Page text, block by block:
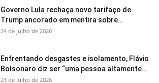
Governo Lula rechaça novo tarifaço de
Trump ancorado em mentira sobre...
24 de julho de 2026
Enfrentando desgastes e isolamento, Flávio
Bolsonaro diz ser “uma pessoa altamente...
23 de julho de 2026